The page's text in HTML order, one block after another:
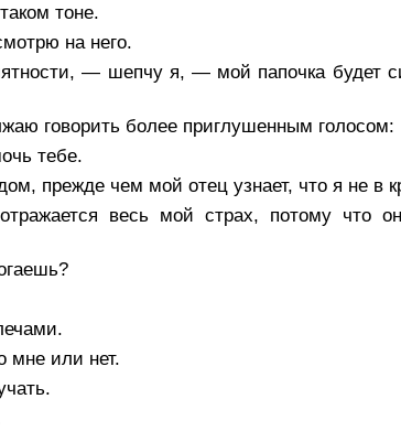
тоне.
на него.
— шепчу я, — мой папочка будет
говорить более приглушенным голосом:
тебе.
прежде чем мой отец узнает, что я не в
весь мой страх, потому что он
мне или нет.